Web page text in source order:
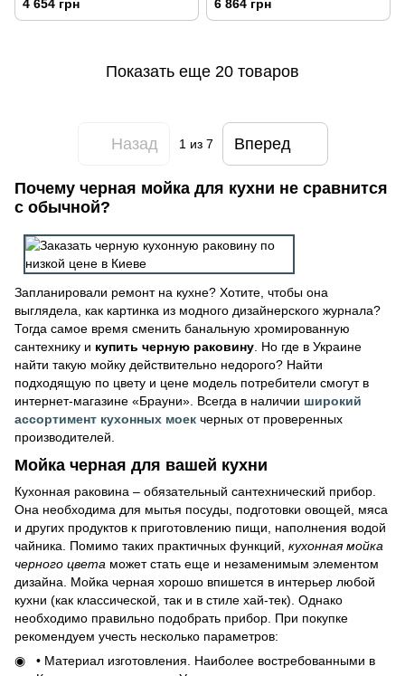
4 654 грн 6 864 грн
Показать еще 20 товаров
Назад 1из 7 Вперед
Почему черная мойка для кухни не сравнится
с обычной?
Запланировали ремонт на кухне? Хотите, чтобы она
выглядела, как картинка из модного дизайнерского журнала?
Тогда самое время сменить банальную хромированную
сантехнику и купить черную раковину . Но где в Украине
найти такую мойку действительно недорого? Найти
подходящую по цвету и цене модель потребители смогут в
интернет-магазине «Брауни». Всегда в наличии широкий
ассортимент кухонных моек черных от проверенных
производителей.
Мойка черная для вашей кухни
Кухонная раковина – обязательный сантехнический прибор.
Она необходима для мытья посуды, подготовки овощей, мяса
и других продуктов к приготовлению пищи, наполнения водой
чайника. Помимо таких практичных функций, кухонная мойка
черного цвета может стать еще и незаменимым элементом
дизайна. Мойка черная хорошо впишется в интерьер любой
кухни (как классической, так и в стиле хай-тек). Однако
необходимо правильно подобрать прибор. При покупке
рекомендуем учесть несколько параметров:
• Материал изготовления. Наиболее востребованными в